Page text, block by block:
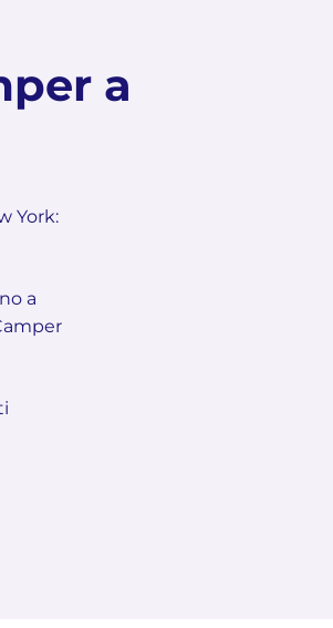
a
York:
a